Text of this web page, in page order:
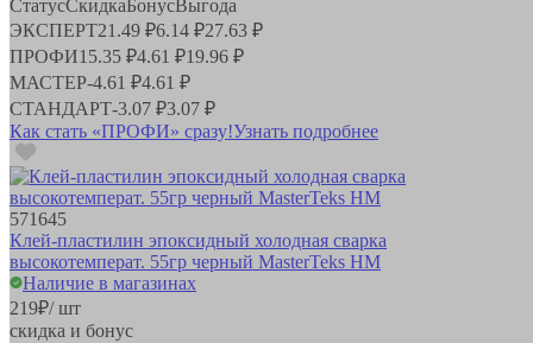
СтатусСкидкаБонусВыгода
ЭКСПЕРТ21.49 ₽6.14 ₽27.63 ₽
ПРОФИ15.35 ₽4.61 ₽19.96 ₽
МАСТЕР-4.61 ₽4.61 ₽
СТАНДАРТ-3.07 ₽3.07 ₽
Как стать «ПРОФИ» сразу!Узнать подробнее
571645
Клей-пластилин эпоксидный холодная сварка
высокотемперат. 55гр черный MasterTeks HM
Наличие в магазинах
219₽/ шт
скидка и бонус